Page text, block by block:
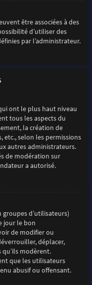
être associées à des
d’utiliser des
par l’administrateur.
ont le plus haut niveau
tous les aspects du
la création de
etc., selon les permissions
autres administrateurs.
de modération sur
a autorisé.
d’utilisateurs)
jour le bon
de modifier ou
déplacer,
modèrent.
que les utilisateurs
abusif ou offensant.